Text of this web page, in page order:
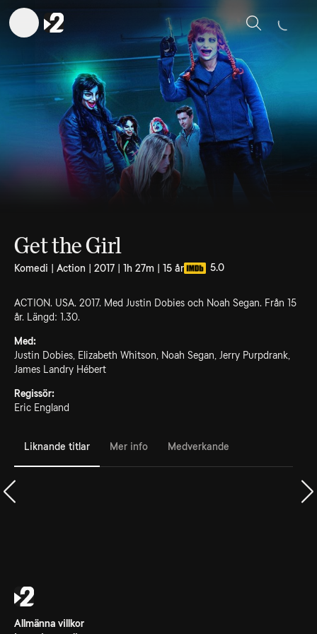
Sök
Get the Girl
Komedi | Action | 2017 | 1h 27m | 15 år 5.0
ACTION. USA. 2017. Med Justin Dobies och Noah Segan. Från 15
år. Längd: 1.30.
Med:
Justin Dobies, Elizabeth Whitson, Noah Segan, Jerry Purpdrank,
James Landry Hébert
Regissör:
Eric England
Liknande titlar Mer info Medverkande
Allmänna villkor